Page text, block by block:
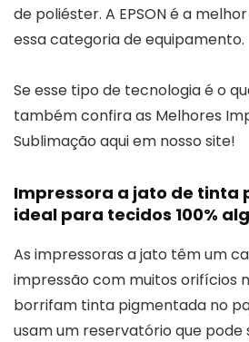
de poliéster. A EPSON é a
essa categoria de equipamento.
Se esse tipo de tecnologia é o
também confira as Melhores
Sublimação aqui em nosso site!
Impressora a jato de tinta
ideal para tecidos 100%
As impressoras a jato têm um
impressão com muitos orifícios
borrifam tinta pigmentada no
usam um reservatório que